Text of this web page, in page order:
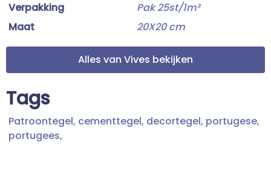
Verpakking
Pak 25st/1m²
Maat
20X20 cm
Alles van Vives bekijken
Tags
Patroontegel, cementtegel, decortegel, portugese,
portugees,